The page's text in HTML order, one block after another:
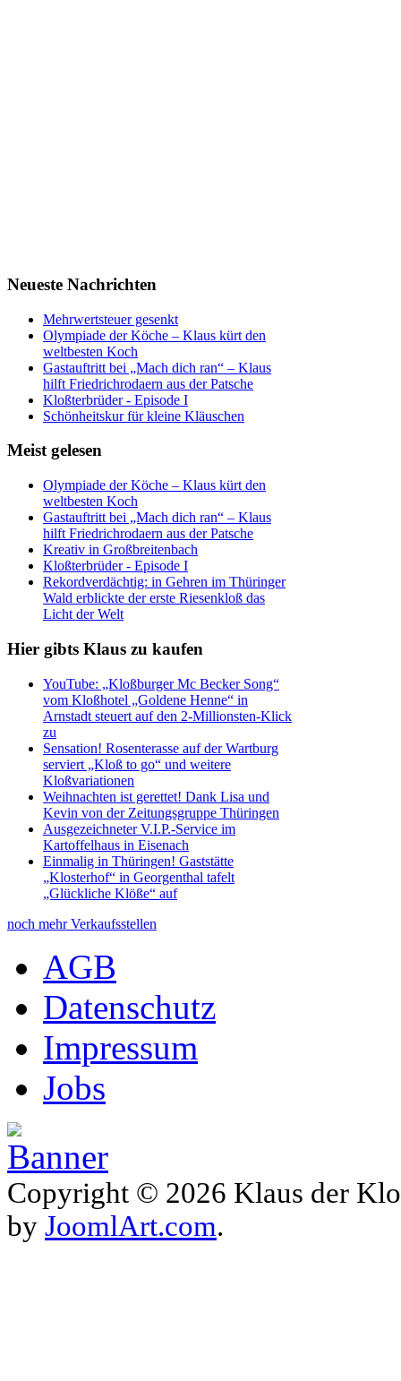
Neueste Nachrichten
Mehrwertsteuer gesenkt
Olympiade der Köche – Klaus kürt den
weltbesten Koch
Gastauftritt bei „Mach dich ran“ – Klaus
hilft Friedrichrodaern aus der Patsche
Kloßterbrüder - Episode I
Schönheitskur für kleine Kläuschen
Meist gelesen
Olympiade der Köche – Klaus kürt den
weltbesten Koch
Gastauftritt bei „Mach dich ran“ – Klaus
hilft Friedrichrodaern aus der Patsche
Kreativ in Großbreitenbach
Kloßterbrüder - Episode I
Rekordverdächtig: in Gehren im Thüringer
Wald erblickte der erste Riesenkloß das
Licht der Welt
Hier gibts Klaus zu kaufen
YouTube: „Kloßburger Mc Becker Song“
vom Kloßhotel „Goldene Henne“ in
Arnstadt steuert auf den 2-Millionsten-Klick
zu
Sensation! Rosenterasse auf der Wartburg
serviert „Kloß to go“ und weitere
Kloßvariationen
Weihnachten ist gerettet! Dank Lisa und
Kevin von der Zeitungsgruppe Thüringen
Ausgezeichneter V.I.P.-Service im
Kartoffelhaus in Eisenach
Einmalig in Thüringen! Gaststätte
„Klosterhof“ in Georgenthal tafelt
„Glückliche Klöße“ auf
noch mehr Verkaufsstellen
AGB
Datenschutz
Impressum
Jobs
Copyright © 2026 Klaus der
by JoomlArt.com.